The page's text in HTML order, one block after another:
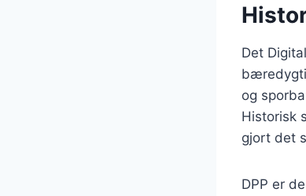
Det
og
Historisk
gjort det
DPP er